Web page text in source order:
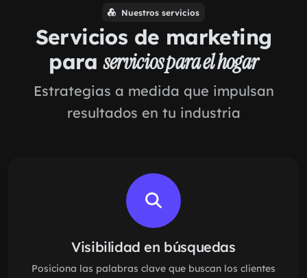
Nuestros servicios
Servicios de marketing
paraservicios para el hogar
Estrategias a medida que impulsan
resultados en tu industria
Visibilidad en búsquedas
Posiciona las palabras clave que buscan los clientes